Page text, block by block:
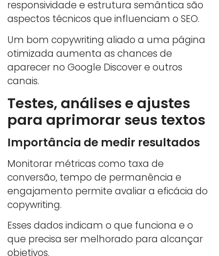
responsividade e estrutura semântica são
aspectos técnicos que influenciam o SEO.
Um bom copywriting aliado a uma página
otimizada aumenta as chances de
aparecer no Google Discover e outros
canais.
Testes, análises e ajustes
para aprimorar seus textos
Importância de medir resultados
Monitorar métricas como taxa de
conversão, tempo de permanência e
engajamento permite avaliar a eficácia do
copywriting.
Esses dados indicam o que funciona e o
que precisa ser melhorado para alcançar
objetivos.